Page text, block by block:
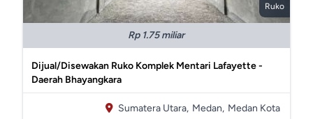
Ruko
Rp 1.75 miliar
Dijual/Disewakan Ruko Komplek Mentari Lafayette -
Daerah Bhayangkara
Sumatera Utara, Medan, Medan Kota